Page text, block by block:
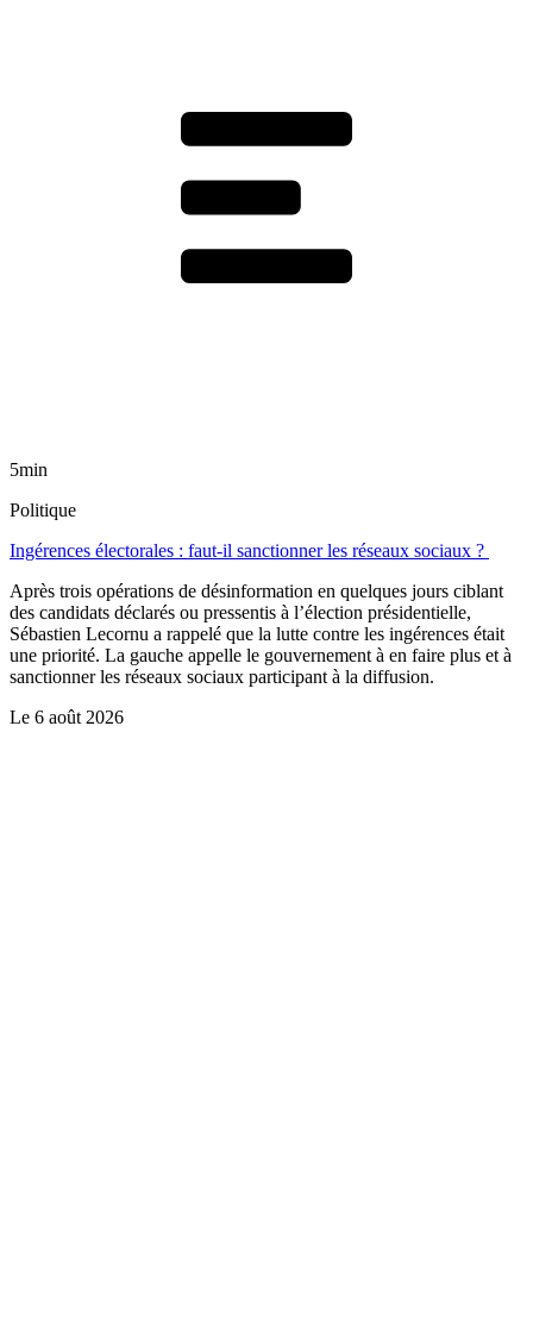
5min
Politique
Ingérences électorales : faut-il sanctionner les réseaux sociaux ?
Après trois opérations de désinformation en quelques jours ciblant
des candidats déclarés ou pressentis à l’élection présidentielle,
Sébastien Lecornu a rappelé que la lutte contre les ingérences était
une priorité. La gauche appelle le gouvernement à en faire plus et à
sanctionner les réseaux sociaux participant à la diffusion.
Le 6 août 2026